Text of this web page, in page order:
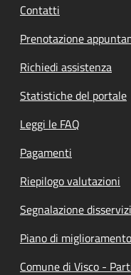
Contatti
Prenotazione
Richiedi assistenza
Statistiche del portale
Leggi le FAQ
Pagamenti
Riepilogo valutazioni
Segnalazione
Piano di
Comune di Visco -